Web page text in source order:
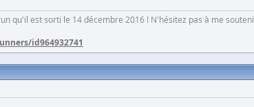
qu'il est sorti le 14 décembre 2016 ! N'hésitez pas à me
id964932741